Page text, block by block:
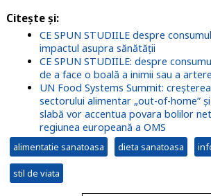
Citește și:
CE SPUN STUDIILE despre
impactul asupra sănătății
CE SPUN STUDIILE: despre
de a face o boală a inimii sau a
UN Food Systems Summit:
sectorului alimentar „out-of-home”
slabă vor accentua povara bolilor
regiunea europeană a OMS
alimentatie sanatoasa dieta sanatoasa
stil de viata